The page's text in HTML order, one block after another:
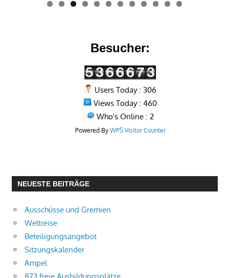
0 1 2
Besucher:
Users Today : 306
Views Today : 460
Who's Online : 2
Powered By WPS Visitor Counter
NEUESTE BEITRÄGE
Ausschüsse und Gremien
Weltreise
Beteiligungsangebot
Sitzungskalender
Ampel